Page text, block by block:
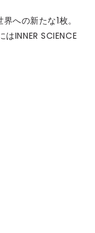
への新たな1枚。
INNER SCIENCE